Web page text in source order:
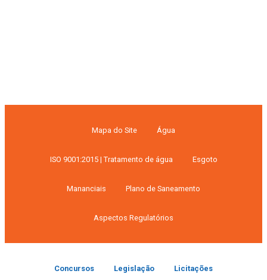
Mapa do Site Água
ISO 9001:2015 | Tratamento de água Esgoto
Mananciais Plano de Saneamento
Aspectos Regulatórios
Concursos Legislação Licitações